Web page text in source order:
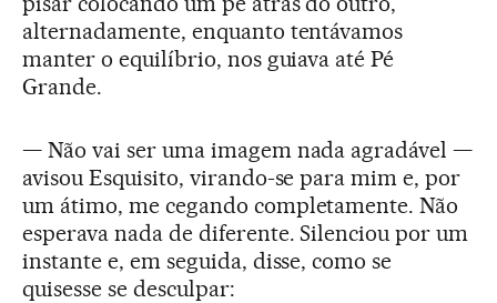
alternadamente, enquanto tentávamos
manter o equilíbrio, nos guiava até Pé
Grande.
— Não vai ser uma imagem nada agradável —
avisou Esquisito, virando-se para mim e, por
um átimo, me cegando completamente. Não
esperava nada de diferente. Silenciou por um
instante e, em seguida, disse, como se
quisesse se desculpar: